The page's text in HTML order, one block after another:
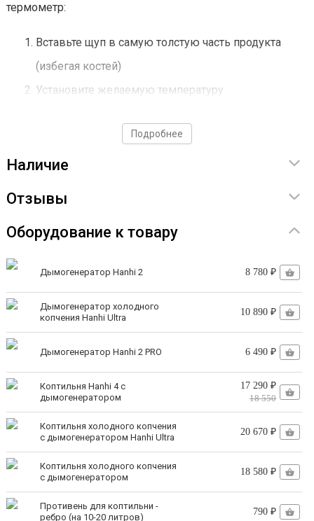
термометр:
Вставьте щуп в самую толстую часть продукта
(избегая костей)
Установите желаемую температуру
сигналом, когда блюдо будет готово
Почему это лучше традиционных методов?
Больше не нужно:
Постоянно открывать коптильню и терять тепло
Два способа копчения в одном устройстве
Горячее копчение– идеально для быстрого
приготовления сочной курицы, ароматного балыка
или рыбки. Просто загрузите продукты, установите
температуру – и через несколько часов вкусный
Холодное копчение– для настоящих ценителей.
Подключите дымогенератор (который
Подробнее
Наличие
Отзывы
Оборудование к товару
Дымогенератор Hanhi 2 8 780 ₽
Дымогенератор холодного
копчения Hanhi Ultra
10 890 ₽
Дымогенератор Hanhi 2 PRO 6 490 ₽
Коптильня Hanhi 4 с
дымогенератором
17 290 ₽
18 550
Коптильня холодного копчения
с дымогенератором Hanhi Ultra
20 670 ₽
Коптильня холодного копчения
с дымогенератором
18 580 ₽
Противень для коптильни -
ребро (на 10-20 литров)
790 ₽